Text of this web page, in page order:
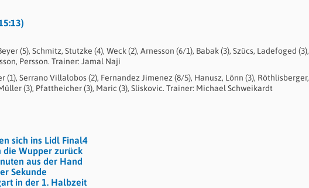
(5), Schmitz, Stutzke (4), Weck (2), Arnesson (6/1), Babak (3), Szücs, Ladefoged (3),
Persson. Trainer: Jamal Naji
Serrano Villalobos (2), Fernandez Jimenez (8/5), Hanusz, Lönn (3), Röthlisberger,
(3), Pfattheicher (3), Maric (3), Sliskovic. Trainer: Michael Schweikardt
sich ins Lidl Final4
die Wupper zurück
aus der Hand
Sekunde
in der 1. Halbzeit